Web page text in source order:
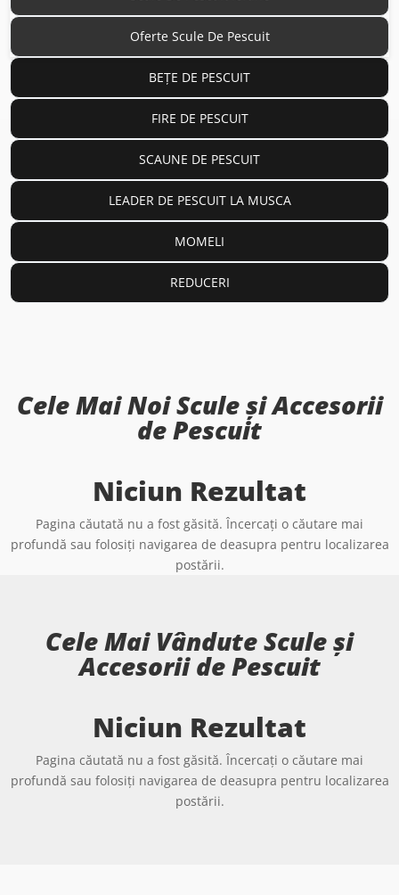
Oferte Scule De Pescuit
BEȚE DE PESCUIT
FIRE DE PESCUIT
SCAUNE DE PESCUIT
LEADER DE PESCUIT LA MUSCA
MOMELI
REDUCERI
Cele Mai Noi Scule și Accesorii
de Pescuit
Niciun Rezultat
Pagina căutată nu a fost găsită. Încercați o căutare mai
profundă sau folosiți navigarea de deasupra pentru localizarea
postării.
Cele Mai Vândute Scule și
Accesorii de Pescuit
Niciun Rezultat
Pagina căutată nu a fost găsită. Încercați o căutare mai
profundă sau folosiți navigarea de deasupra pentru localizarea
postării.